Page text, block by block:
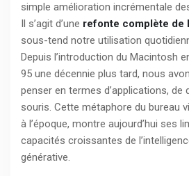
simple amélioration incrémentale
Il s’agit d’une refonte complète de
sous-tend notre utilisation
Depuis l’introduction du Macintosh
95 une décennie plus tard, nous
penser en termes d’applications,
souris. Cette métaphore du bureau
à l’époque, montre aujourd’hui ses
capacités croissantes de
générative.